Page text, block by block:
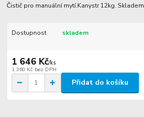
Čistič pro manuální mytí.Kanystr 12kg. Skladem
Dostupnost skladem
1 646 Kč/ks
1 360 Kč bez DPH
Přidat do košíku